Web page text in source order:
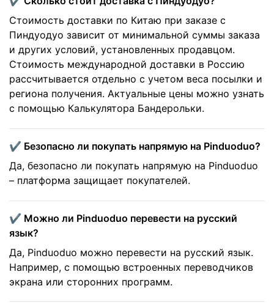
Стоимость доставки по Китаю при заказе с
Пиндуодуо зависит от минимальной суммы заказа
и других условий, установленных продавцом.
Стоимость международной доставки в Россию
рассчитывается отдельно с учетом веса посылки и
региона получения. Актуальные цены можно узнать
с помощью Калькулятора Бандерольки.
✔️ Безопасно ли покупать напрямую на Pinduoduo?
Да, безопасно ли покупать напрямую на Pinduoduo
– платформа защищает покупателей.
✔️ Можно ли Pinduoduo перевести на русский
язык?
Да, Pinduoduo можно перевести на русский язык.
Например, с помощью встроенных переводчиков
экрана или сторонних программ.